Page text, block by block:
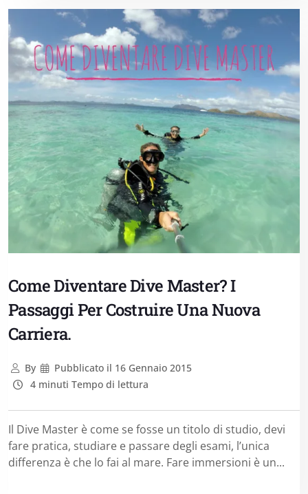
Come Diventare Dive Master? I
Passaggi Per Costruire Una Nuova
Carriera.
By Pubblicato il 16 Gennaio 2015
4 minuti Tempo di lettura
Il Dive Master è come se fosse un titolo di studio, devi
fare pratica, studiare e passare degli esami, l’unica
differenza è che lo fai al mare. Fare immersioni è un...